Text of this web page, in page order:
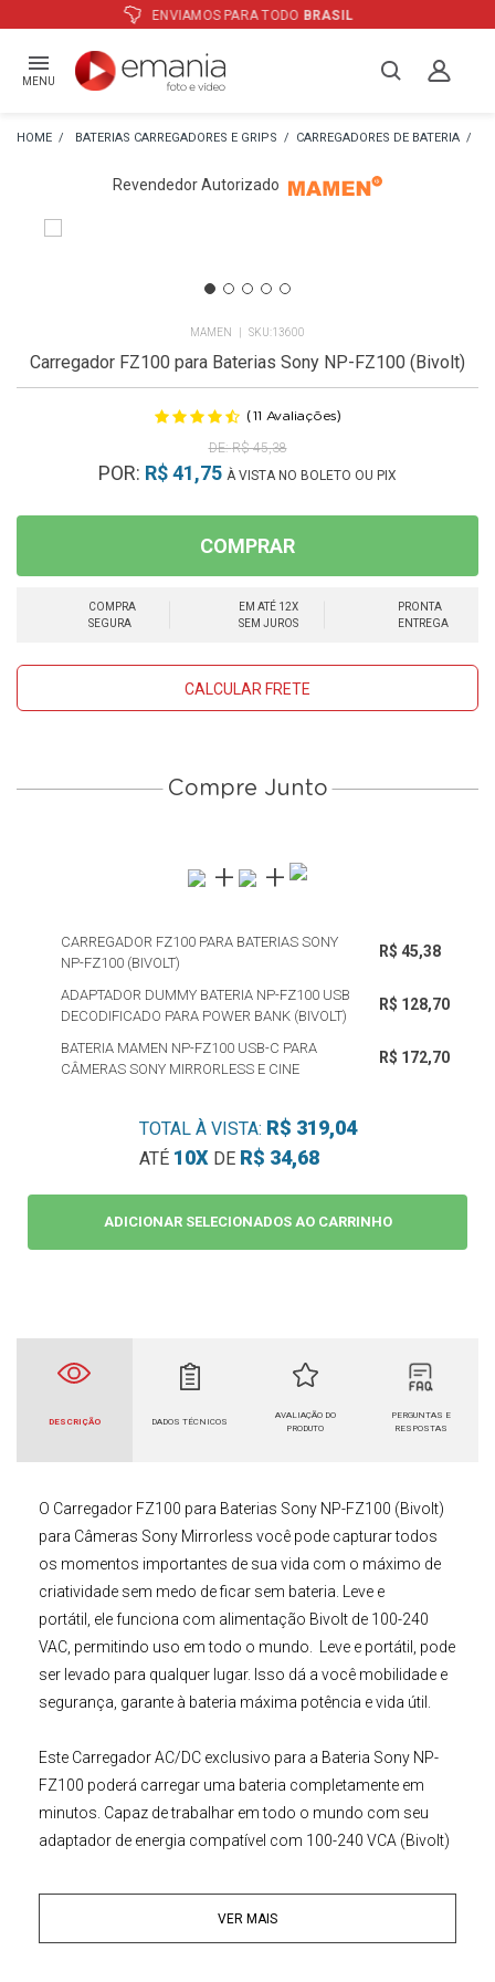
ATÉ12XE PREÇO ESPECIALNO BOLETO
MENU
BATERIAS CARREGADORES E GRIPS CARREGADORES DE BATERIA
Revendedor Autorizado
MAMEN 13600
Carregador FZ100 para Baterias Sony NP-FZ100 (Bivolt)
(11 Avaliações)
R$ 45,38
POR: R$ 41,75 À VISTA NO BOLETO OU PIX
COMPRAR
COMPRA
SEGURA
EM ATÉ 12X
SEM JUROS
PRONTA
ENTREGA
CALCULAR FRETE
Compre Junto
CARREGADOR FZ100 PARA BATERIAS SONY
NP-FZ100 (BIVOLT)
R$ 45,38
ADAPTADOR DUMMY BATERIA NP-FZ100 USB
DECODIFICADO PARA POWER BANK (BIVOLT)
R$ 128,70
BATERIA MAMEN NP-FZ100 USB-C PARA
CÂMERAS SONY MIRRORLESS E CINE
R$ 172,70
ADICIONAR SELECIONADOS AO CARRINHO
TOTAL À VISTA: R$ 319,04
ATÉ 10XDE R$ 34,68
DESCRIÇÃO DADOS TÉCNICOS
AVALIAÇÃO DO
PRODUTO
PERGUNTAS E
RESPOSTAS
O Carregador FZ100 para Baterias Sony NP-FZ100 (Bivolt)
para Câmeras Sony Mirrorless você pode capturar todos
os momentos importantes de sua vida com o máximo de
criatividade sem medo de ficar sem bateria. Leve e
portátil, ele funciona com alimentação Bivolt de 100-240
VAC, permitindo uso em todo o mundo. Leve e portátil, pode
ser levado para qualquer lugar. Isso dá a você mobilidade e
segurança, garante à bateria máxima potência e vida útil.
Este Carregador AC/DC exclusivo para a Bateria Sony NP-
FZ100 poderá carregar uma bateria completamente em
minutos. Capaz de trabalhar em todo o mundo com seu
adaptador de energia compatível com 100-240 VCA (Bivolt)
EsteCarregador de Baterias NP-FZ100possui indicador de
carga, que acende em verde para standby e o vermelho para
VER MAIS